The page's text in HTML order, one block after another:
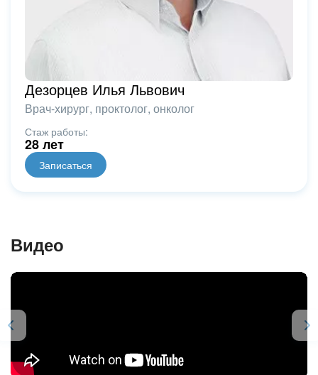
Дезорцев Илья Львович
Врач-хирург, проктолог, онколог
Стаж работы:
28 лет
Записаться
Видео